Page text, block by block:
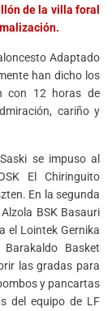
de la villa foral
Adaptado
han dicho los
con 12 horas de
cariño y
se impuso al
El Chiringuito
En la segunda
BSK Basauri
el Lointek Gernika
Basket
las gradas para
y pancartas
del equipo de LF